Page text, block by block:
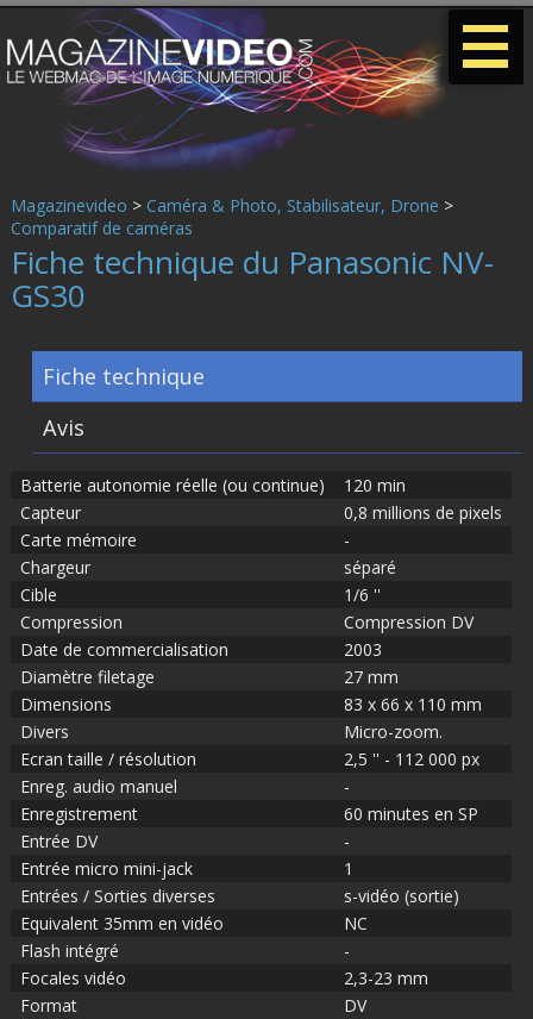
Magazinevideo > Caméra & Photo, Stabilisateur, Drone >
Comparatif de caméras
Fiche technique du Panasonic NV-
GS30
Fiche technique
Avis
Batterie autonomie réelle (ou continue)
120 min
Capteur
0,8 millions de pixels
Carte mémoire
-
Chargeur
séparé
Cible
1/6 ''
Compression
Compression DV
Date de commercialisation
2003
Diamètre filetage
27 mm
Dimensions
83 x 66 x 110 mm
Divers
Micro-zoom.
Ecran taille / résolution
2,5 '' - 112 000 px
Enreg. audio manuel
-
Enregistrement
60 minutes en SP
Entrée DV
-
Entrée micro mini-jack
1
Entrées / Sorties diverses
s-vidéo (sortie)
Equivalent 35mm en vidéo
NC
Flash intégré
-
Focales vidéo
2,3-23 mm
Format
DV
-
-
-